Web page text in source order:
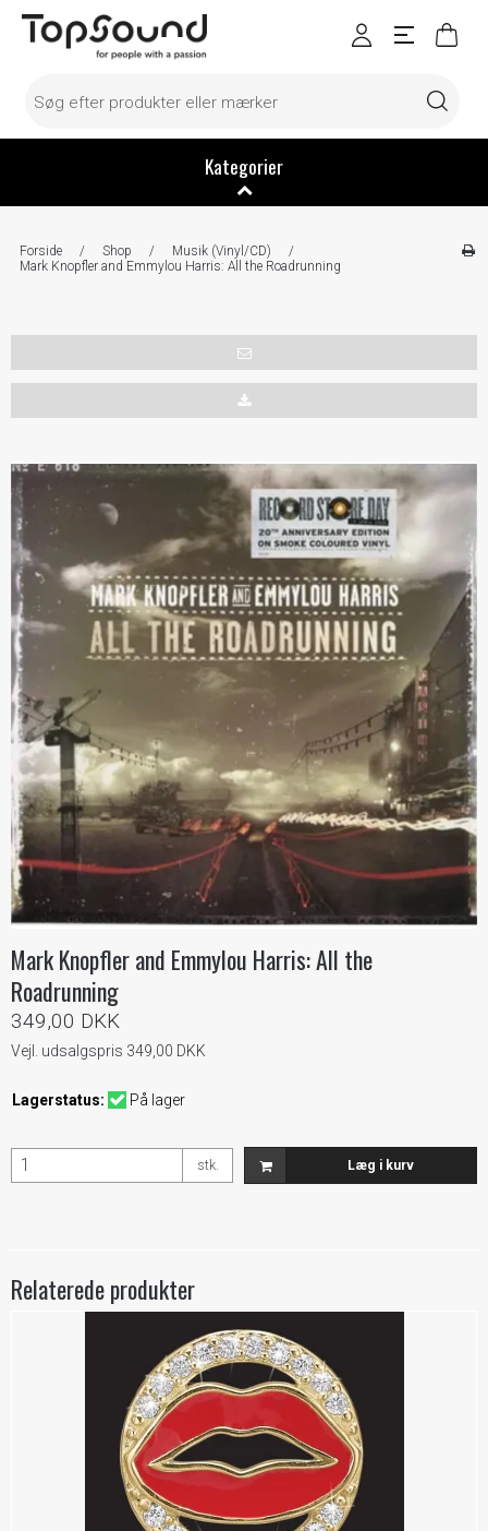
Kategorier
Forside / Shop / Musik (Vinyl/CD)
/
Mark Knopfler and Emmylou Harris: All the Roadrunning
Mark Knopfler and Emmylou Harris: All the
Roadrunning
349,00 DKK
Vejl. udsalgspris 349,00 DKK
Lagerstatus: På lager
stk. Læg i kurv
Relaterede produkter